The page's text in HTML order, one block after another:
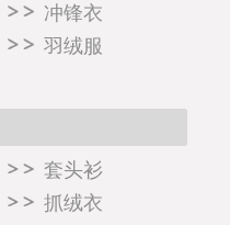
冲锋衣
羽绒服
套头衫
抓绒衣